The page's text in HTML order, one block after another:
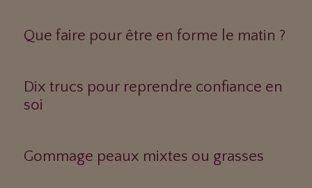
Que faire pour être en forme le matin ?
Dix trucs pour reprendre confiance en
soi
Gommage peaux mixtes ou grasses